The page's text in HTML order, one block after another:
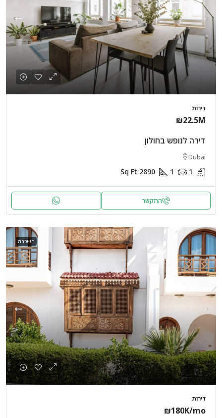
דירות
₪22.5M
דירה לנופש בחולון
Dubai
1
1
2890
Sq Ft
התקשר
השכרה
דירות
₪180K/mo